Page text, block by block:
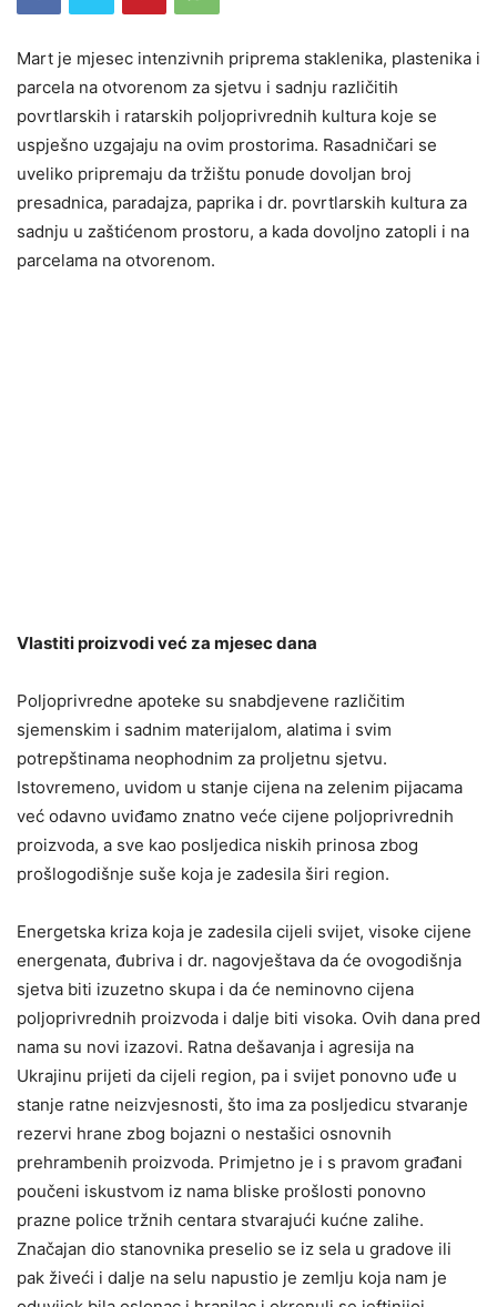
Mart je mjesec intenzivnih priprema staklenika, plastenika i
parcela na otvorenom za sjetvu i sadnju različitih
povrtlarskih i ratarskih poljoprivrednih kultura koje se
uspješno uzgajaju na ovim prostorima. Rasadničari se
uveliko pripremaju da tržištu ponude dovoljan broj
presadnica, paradajza, paprika i dr. povrtlarskih kultura za
sadnju u zaštićenom prostoru, a kada dovoljno zatopli i na
parcelama na otvorenom.
Vlastiti proizvodi već za mjesec dana
Poljoprivredne apoteke su snabdjevene različitim
sjemenskim i sadnim materijalom, alatima i svim
potrepštinama neophodnim za proljetnu sjetvu.
Istovremeno, uvidom u stanje cijena na zelenim pijacama
već odavno uviđamo znatno veće cijene poljoprivrednih
proizvoda, a sve kao posljedica niskih prinosa zbog
prošlogodišnje suše koja je zadesila širi region.
Energetska kriza koja je zadesila cijeli svijet, visoke cijene
energenata, đubriva i dr. nagovještava da će ovogodišnja
sjetva biti izuzetno skupa i da će neminovno cijena
poljoprivrednih proizvoda i dalje biti visoka. Ovih dana pred
nama su novi izazovi. Ratna dešavanja i agresija na
Ukrajinu prijeti da cijeli region, pa i svijet ponovno uđe u
stanje ratne neizvjesnosti, što ima za posljedicu stvaranje
rezervi hrane zbog bojazni o nestašici osnovnih
prehrambenih proizvoda. Primjetno je i s pravom građani
poučeni iskustvom iz nama bliske prošlosti ponovno
prazne police tržnih centara stvarajući kućne zalihe.
Značajan dio stanovnika preselio se iz sela u gradove ili
pak živeći i dalje na selu napustio je zemlju koja nam je